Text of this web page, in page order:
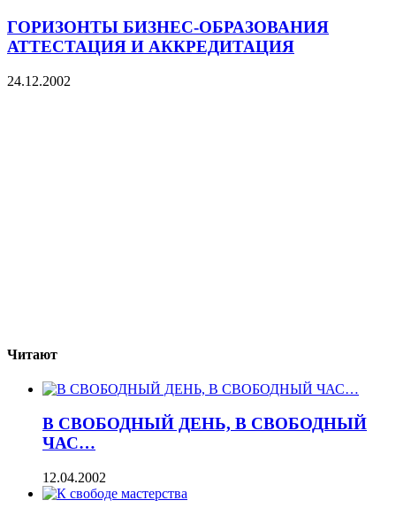
ГОРИЗОНТЫ БИЗНЕС-ОБРАЗОВАНИЯ
АТТЕСТАЦИЯ И АККРЕДИТАЦИЯ
24.12.2002
Читают
В СВОБОДНЫЙ ДЕНЬ, В СВОБОДНЫЙ
ЧАС…
12.04.2002